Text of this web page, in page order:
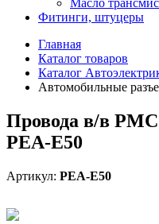
Масло
Фитинги, штуцеры
Главная
Каталог товаров
Каталог
Автомобильные
Провода в/в
PEA-E50
Артикул: PEA-E50